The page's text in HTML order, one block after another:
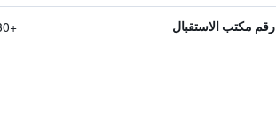
رقم مكتب الاستقبال +30 275 202 7721